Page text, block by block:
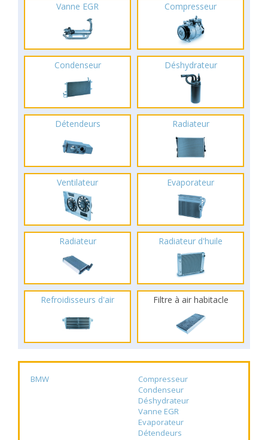
Vanne EGR Compresseur
Condenseur Déshydrateur
Détendeurs Radiateur
Ventilateur Evaporateur
Radiateur Radiateur d'huile
Refroidisseurs d'air Filtre à air habitacle
BMW
Compresseur
Condenseur
Déshydrateur
Vanne EGR
Evaporateur
Détendeurs